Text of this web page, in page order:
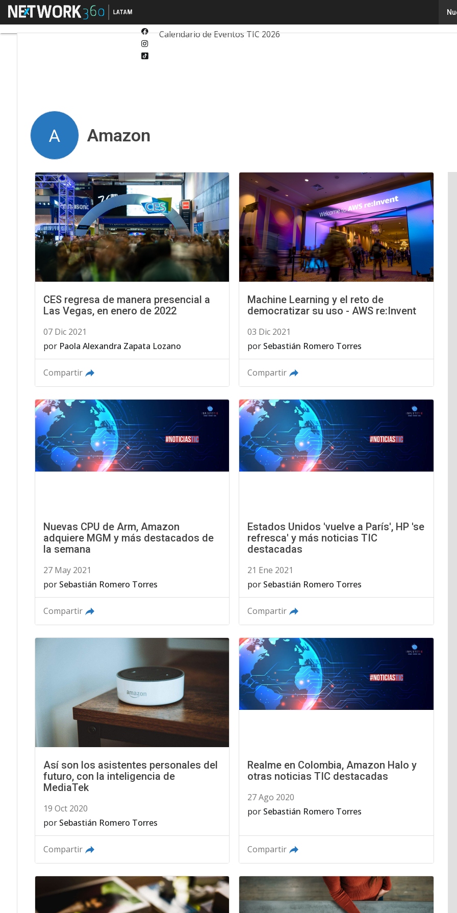
Menú
Facebook
Ciberseguridad
Calendario de Eventos TIC 2026
A Amazon
CES regresa de manera presencial a
Las Vegas, en enero de 2022
07 Dic 2021
por Paola Alexandra Zapata Lozano
Compartir
Machine Learning y el reto de
democratizar su uso - AWS re:Invent
03 Dic 2021
por Sebastián Romero Torres
Compartir
Nuevas CPU de Arm, Amazon
adquiere MGM y más destacados de
la semana
27 May 2021
por Sebastián Romero Torres
Compartir
Estados Unidos 'vuelve a París', HP 'se
refresca' y más noticias TIC
destacadas
21 Ene 2021
por Sebastián Romero Torres
Compartir
Así son los asistentes personales del
futuro, con la inteligencia de
MediaTek
19 Oct 2020
por Sebastián Romero Torres
Compartir
Realme en Colombia, Amazon Halo y
otras noticias TIC destacadas
27 Ago 2020
por Sebastián Romero Torres
Compartir